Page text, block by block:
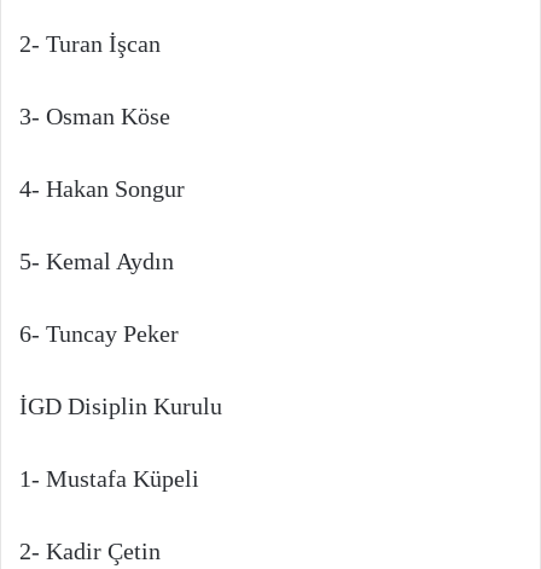
2- Turan İşcan
3- Osman Köse
4- Hakan Songur
5- Kemal Aydın
6- Tuncay Peker
İGD Disiplin Kurulu
1- Mustafa Küpeli
2- Kadir Çetin